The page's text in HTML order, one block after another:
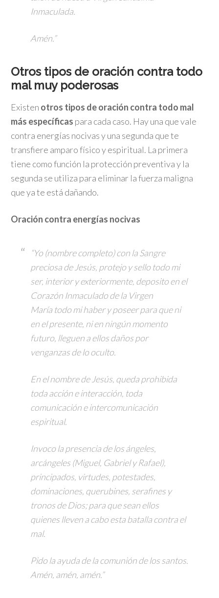
Inmaculada.
Amén.”
Otros tipos de oración contra todo
mal muy poderosas
Existen otros tipos de oración contra todo mal
más específicas para cada caso. Hay una que vale
contra energías nocivas y una segunda que te
transfiere amparo físico y espiritual. La primera
tiene como función la protección preventiva y la
segunda se utiliza para eliminar la fuerza maligna
que ya te está dañando.
Oración contra energías nocivas
“Yo (nombre completo) con la Sangre
preciosa de Jesús, protejo y sello todo mi
ser, interior y exteriormente, deposito en el
Corazón Inmaculado de la Virgen
María todo mi haber y poseer para que ni
en el presente, ni en ningún momento
futuro, lleguen a ellos daños por
venganzas de lo oculto.
En el nombre de Jesús, queda prohibida
toda acción e interacción, toda
comunicación e intercomunicación
espiritual.
Invoco la presencia de los ángeles,
arcángeles (Miguel, Gabriel y Rafael),
principados, virtudes, potestades,
dominaciones, querubines, serafines y
tronos de Dios; para que sean ellos
quienes lleven a cabo esta batalla contra el
mal.
Pido la ayuda de la comunión de los santos.
Amén, amén, amén.”